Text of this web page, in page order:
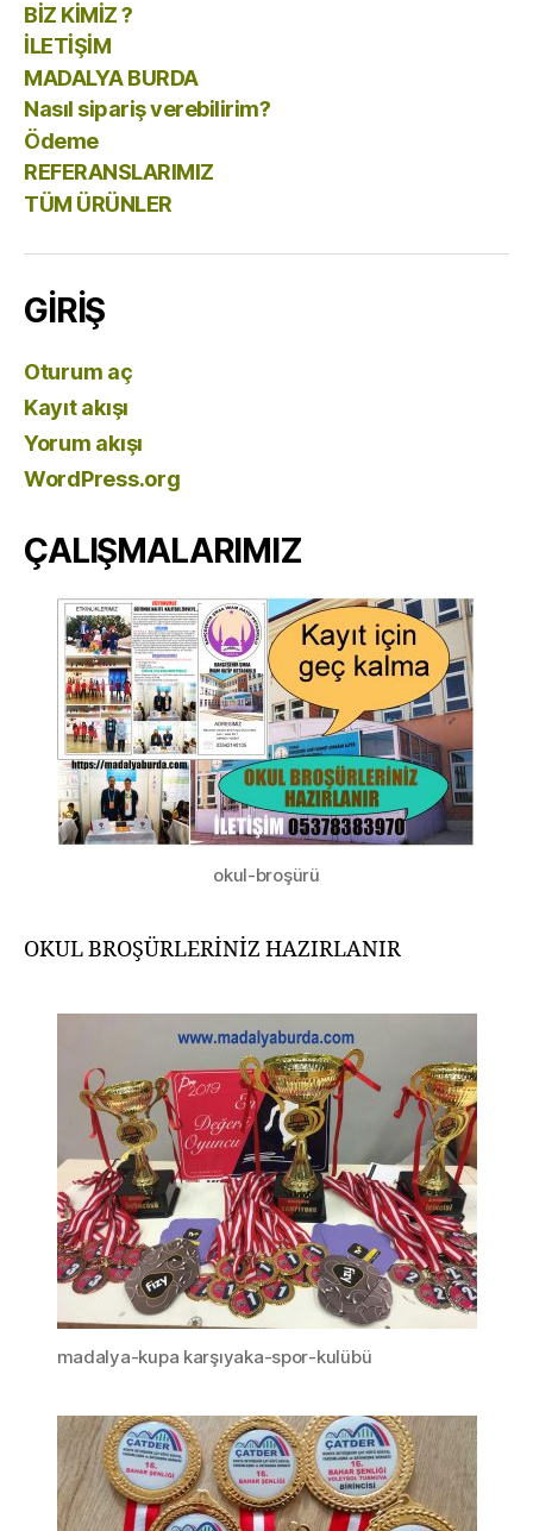
BİZ KİMİZ ?
İLETİŞİM
MADALYA BURDA
Nasıl sipariş verebilirim?
Ödeme
REFERANSLARIMIZ
TÜM ÜRÜNLER
GİRİŞ
Oturum aç
Kayıt akışı
Yorum akışı
WordPress.org
ÇALIŞMALARIMIZ
okul-broşürü
OKUL BROŞÜRLERİNİZ HAZIRLANIR
madalya-kupa karşıyaka-spor-kulübü